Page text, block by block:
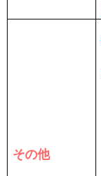
その他